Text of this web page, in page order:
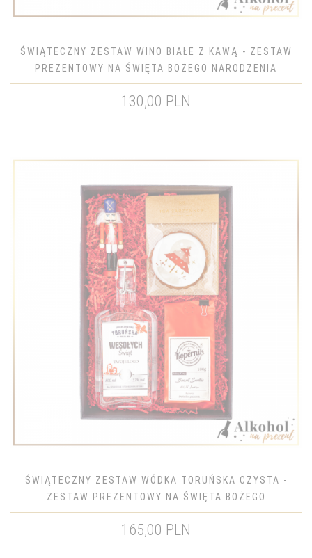
ŚWIĄTECZNY ZESTAW WINO BIAŁE Z KAWĄ - ZESTAW
PREZENTOWY NA ŚWIĘTA BOŻEGO NARODZENIA
130,00 PLN
ŚWIĄTECZNY ZESTAW WÓDKA TORUŃSKA CZYSTA -
ZESTAW PREZENTOWY NA ŚWIĘTA BOŻEGO
NARODZENIA
165,00 PLN